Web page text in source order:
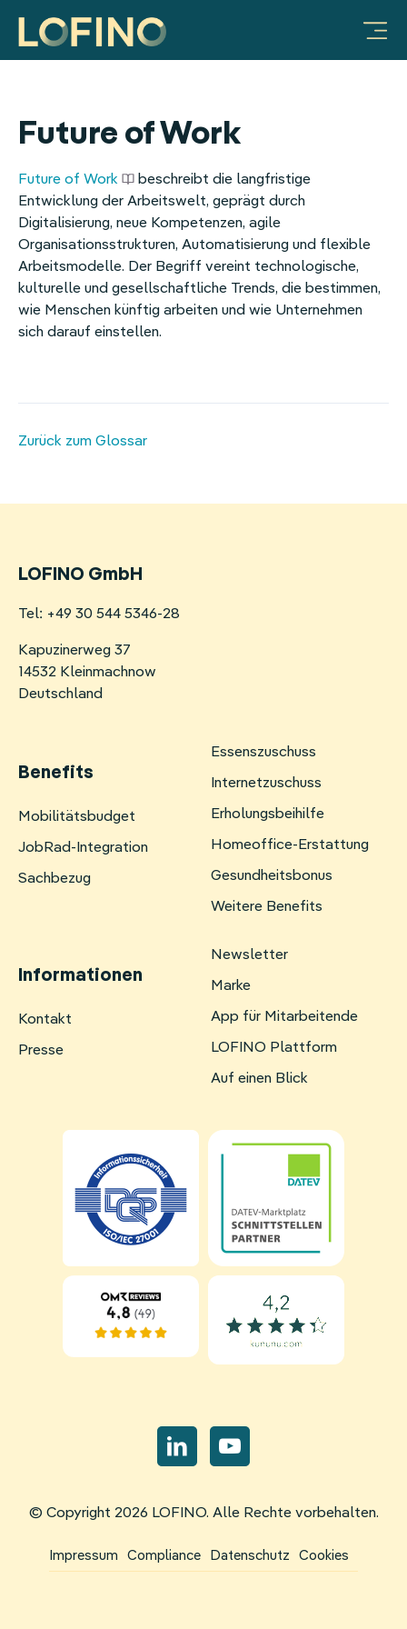
Future of Work
Future of Work
beschreibt die langfristige
Entwicklung der Arbeitswelt, geprägt durch
Digitalisierung, neue Kompetenzen, agile
Organisationsstrukturen, Automatisierung und flexible
Arbeitsmodelle. Der Begriff vereint technologische,
kulturelle und gesellschaftliche Trends, die bestimmen,
wie Menschen künftig arbeiten und wie Unternehmen
sich darauf einstellen.
Zurück zum Glossar
LOFINO GmbH
Tel: +49 30 544 5346-28
Kapuzinerweg 37
14532 Kleinmachnow
Deutschland
Benefits
Navigation
überspringen
Mobilitätsbudget
JobRad-Integration
Sachbezug
Essenszuschuss
Internetzuschuss
Erholungsbeihilfe
Homeoffice-Erstattung
Gesundheitsbonus
Weitere Benefits
Informationen
Navigation
Kontakt
Presse
Newsletter
Marke
App für Mitarbeitende
LOFINO Plattform
Auf einen Blick
Navigation
überspringen
© Copyright 2026 LOFINO. Alle Rechte vorbehalten.
Navigation
überspringen
Impressum Compliance Datenschutz Cookies
Produkte & Lösungen
Sachbezug
Essenszuschuss
Internetzuschuss
Erholungsbeihilfe
Homeoffice-Erstattung
Mobilitätsbudget
Warum LOFINO?
Case Studies
Services
Integrationen
Vorteile für Unternehmen
Unternehmen
Ratgeber
Fitness
Erholungsbeihilfe
Internetpauschale
HR
FAQ & Hilfe